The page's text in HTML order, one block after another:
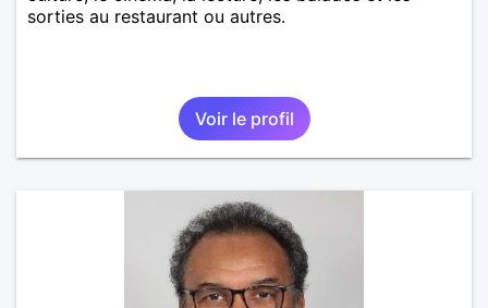
sorties au restaurant ou autres.
Voir le profil